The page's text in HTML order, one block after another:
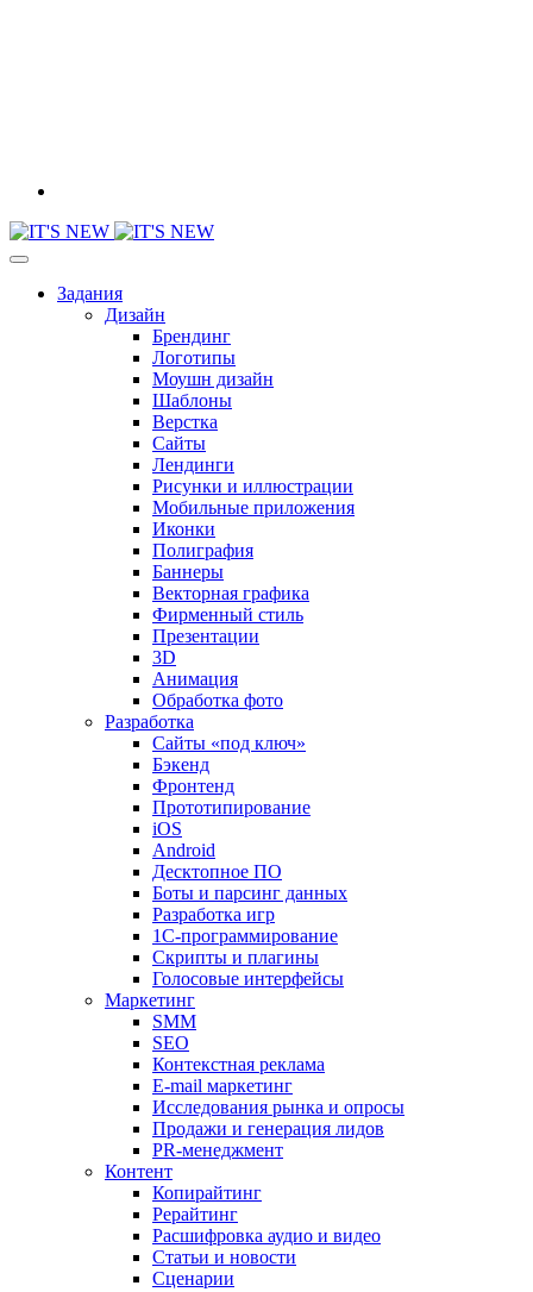
Задания
Дизайн
Брендинг
Логотипы
Моушн дизайн
Шаблоны
Верстка
Сайты
Лендинги
Рисунки и иллюстрации
Мобильные приложения
Иконки
Полиграфия
Баннеры
Векторная графика
Фирменный стиль
Презентации
3D
Анимация
Обработка фото
Разработка
Сайты «под ключ»
Бэкенд
Фронтенд
Прототипирование
iOS
Android
Десктопное ПО
Боты и парсинг данных
Разработка игр
1С-программирование
Скрипты и плагины
Голосовые интерфейсы
Маркетинг
SMM
SEO
Контекстная реклама
E-mail маркетинг
Исследования рынка и опросы
Продажи и генерация лидов
PR-менеджмент
Контент
Копирайтинг
Рерайтинг
Расшифровка аудио и видео
Статьи и новости
Сценарии